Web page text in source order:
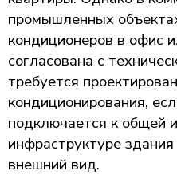
промышленных
кондиционеров в офис
согласована с
требуется
кондиционирования,
подключается к общей
инфраструктуре
внешний вид.